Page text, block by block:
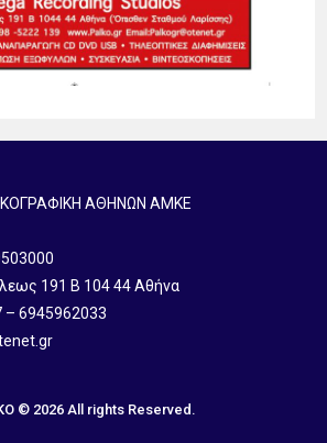
ΑΘΗΝΩΝ ΑΜΚΕ
191 B 104 44 Αθήνα
– 6945962033
© 2026 All rights Reserved.